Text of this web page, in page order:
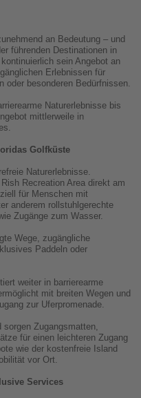
an Bedeutung – und
führenden Destinationen in
sein Angebot an
Erlebnissen für
oder besonderen Bedürfnissen.
Naturerlebnisse bis
mittlerweile in
Golfküste
Naturerlebnisse.
Recreation Area direkt am
für Menschen mit
anderem rollstuhlgerechte
Zugänge zum Wasser.
Wege, zugängliche
Paddeln oder
weiter in barrierearme
mit breiten Wegen und
zur Uferpromenade.
Zugangsmatten,
für einen leichteren Zugang
wie der kostenfreie Island
vor Ort.
Services